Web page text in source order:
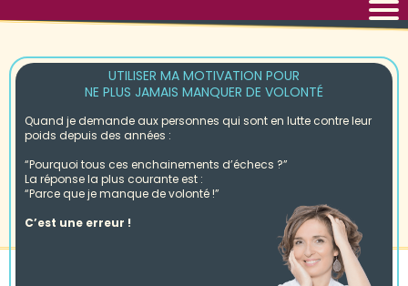
UTILISER MA MOTIVATION POUR
NE PLUS JAMAIS MANQUER DE VOLONTÉ
Quand je demande aux personnes qui sont en lutte contre leur
poids depuis des années :
“Pourquoi tous ces enchainements d’échecs ?”
La réponse la plus courante est :
“Parce que je manque de volonté !”
C’est une erreur !